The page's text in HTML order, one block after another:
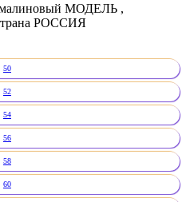
малиновый МОДЕЛЬ ,
РОССИЯ
50
52
54
56
58
60